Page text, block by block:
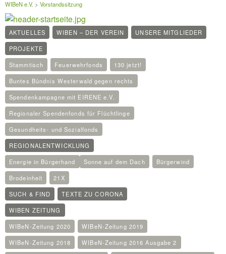
WIBeN e.V. > Vorstandssitzung
AKTUELLES WIBEN – DER VEREIN
UNSERE MITGLIEDER
PROJEKTE
Stammtisch
Feuerwehrfonds
130 jetzt!
Buntes Bündnis Westerwald gegen rechts
Spendenkampagne mit EIRENE e.V.
Regionaler Spendenfonds für Flüchtlinge
Gesundheits- und Sozialfonds
REGIONALENTWICKLUNG
Energie in Bürgerhand
Sonne auf dem Dach
Bürgerwind
Brodeinheit
21X
SUCH & FIND
TEXTE ZU CORONA
WIBEN ZEITUNG
WIBeN-Zeitung 2020
WIBeN-Zeitung 2019
WIBeN-Zeitung 2018
WIBeN-Zeitung 2016 Ausgabe 2